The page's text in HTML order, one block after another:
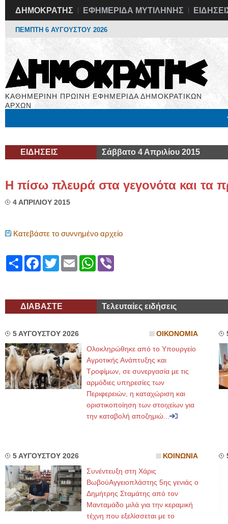
ΔΗΜΟΚΡΑΤΗΣ ΕΦΗΜΕΡΙΔΑ ΜΥΤΙΛΗΝΗΣ
ΠΕΜΠΤΗ 6 ΑΥΓΟΥΣΤΟΥ 2026
ΚΑΘΗΜΕΡΙΝΗ ΠΡΩΙΝΗ ΕΦΗΜΕΡΙΔΑ ΔΗΜΟΚΡΑΤΙΚΩΝ
ΑΡΧΩΝ
ΕΙΔΗΣΕΙΣ Σάββατο 4 Απριλίου 2015
Η πίσω πλευρά στα γεγονότα και τα
4 ΑΠΡΙΛΙΟΥ 2015
Κατεβάστε το συννημένο αρχείο
ShareFacebook
TwitterEmailWhatsApp
ΔΙΑΒΑΣΤΕ Τελευταίες ειδήσεις
5 ΑΥΓΟΥΣΤΟΥ 2026 ΟΙΚΟΝΟΜΙΑ
Ολοκληρώθηκε από το Υπουργείο
Αγροτικής Ανάπτυξης και
Τροφίμων, σε συνεργασία με τις
αρμόδιες υπηρεσίες των
Περιφερειών, η καταχώριση και
οριστικοποίηση των στοιχείων για
την καταβολή αποζημιώ...
5 ΑΥΓΟΥΣΤΟΥ 2026 ΚΟΙΝΩΝΙΑ
Συνέντευξη στη Χάρις
ΒωβούΑγγειοπλάστης 5ης γενιάς ο
Δημήτρης Σταμάτης από τον
Μανταμάδο μιλά για την κεραμική
τέχνη που εξελίσσεται με το